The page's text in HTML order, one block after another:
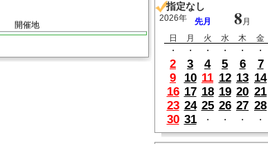
開催地
指定なし
2026年 先月 8 月
日
月 火 水 木 金
・
・ ・ ・ ・ ・
2
3 4 5 6 7
9
10 11 12 13 14
16 17 18 19 20 21
23 24 25 26 27 28
30 31 ・ ・ ・ ・